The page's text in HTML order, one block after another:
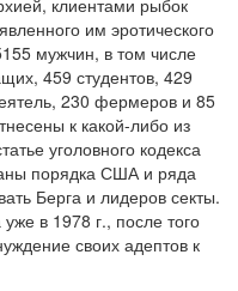
клиентами рыбок
им эротического
мужчин, в том числе
459 студентов, 429
230 фермеров и 85
к какой-либо из
уголовного кодекса
порядка США и ряда
Берга и лидеров секты.
в 1978 г., после того
своих адептов к